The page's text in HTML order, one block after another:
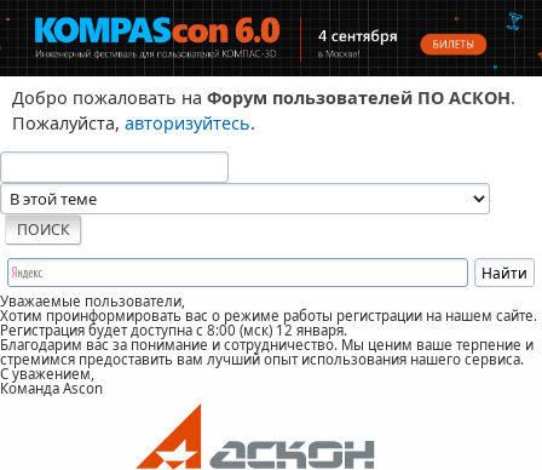
Добро пожаловать на Форум пользователей ПО АСКОН.
Пожалуйста, авторизуйтесь.
Уважаемые пользователи,
Хотим проинформировать вас о режиме работы регистрации на нашем сайте.
Регистрация будет доступна с 8:00 (мск) 12 января.
Благодарим вас за понимание и сотрудничество. Мы ценим ваше терпение и
стремимся предоставить вам лучший опыт использования нашего сервиса.
С уважением,
Команда Ascon